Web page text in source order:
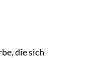
die sich